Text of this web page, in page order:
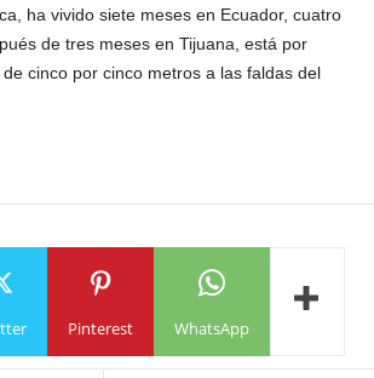
ha vivido siete meses en Ecuador, cuatro
de tres meses en Tijuana, está por
cinco por cinco metros a las faldas del
Pinterest WhatsApp